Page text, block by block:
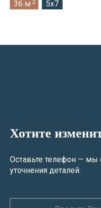
36 м 2 5x7
Хотите
Оставьте телефон —
уточнения деталей.